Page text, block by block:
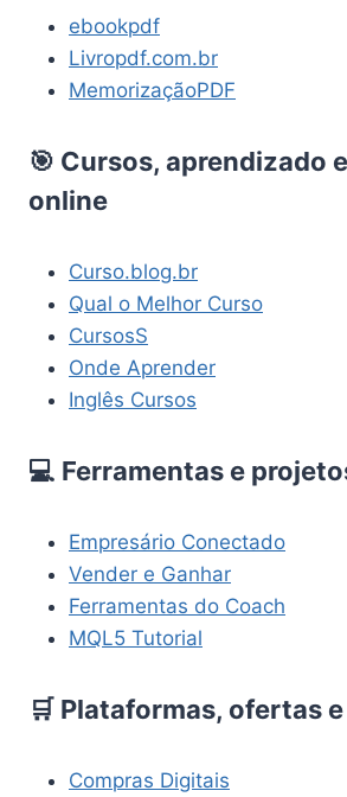
ebookpdf
Livropdf.com.br
MemorizaçãoPDF
🎯 Cursos, aprendizado
online
Curso.blog.br
Qual o Melhor Curso
CursosS
Onde Aprender
Inglês Cursos
💻 Ferramentas e
Empresário Conectado
Vender e Ganhar
Ferramentas do Coach
MQL5 Tutorial
🛒 Plataformas, ofertas
Compras Digitais